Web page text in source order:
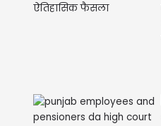
ऐतिहासिक फैसला